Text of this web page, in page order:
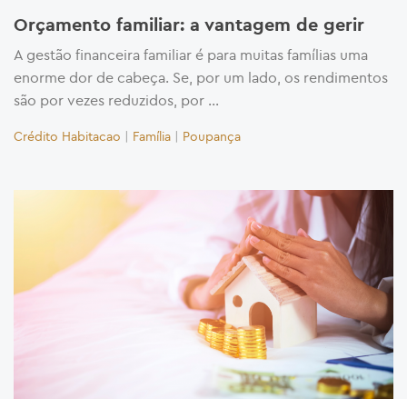
Orçamento familiar: a vantagem de gerir
A gestão financeira familiar é para muitas famílias uma
enorme dor de cabeça. Se, por um lado, os rendimentos
são por vezes reduzidos, por …
Crédito Habitacao | Família | Poupança